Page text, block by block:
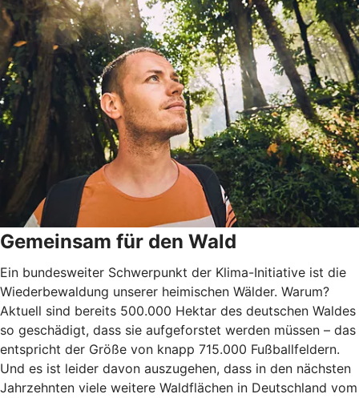
Gemeinsam für den Wald
Ein bundesweiter Schwerpunkt der Klima-Initiative ist die
Wiederbewaldung unserer heimischen Wälder. Warum?
Aktuell sind bereits 500.000 Hektar des deutschen Waldes
so geschädigt, dass sie aufgeforstet werden müssen – das
entspricht der Größe von knapp 715.000 Fußballfeldern.
Und es ist leider davon auszugehen, dass in den nächsten
Jahrzehnten viele weitere Waldflächen in Deutschland vom